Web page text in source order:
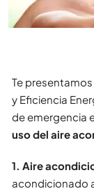
Te
y Eficiencia
de emergencia
uso del aire
1. Aire
acondicionado